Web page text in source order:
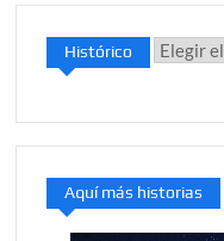
Histórico Histórico
Aquí más historias